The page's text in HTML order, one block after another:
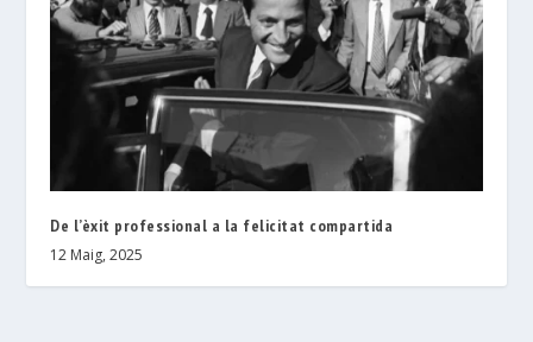
De l’èxit professional a la felicitat compartida
12 Maig, 2025